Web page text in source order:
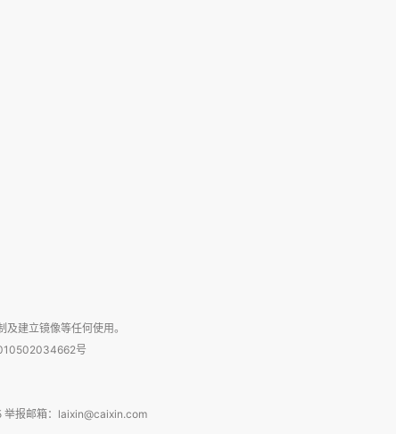
建立镜像等任何使用。
号
报邮箱：laixin@caixin.com